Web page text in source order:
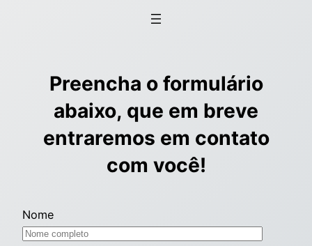
Preencha o formulário
abaixo, que em breve
entraremos em contato
com você!
Nome